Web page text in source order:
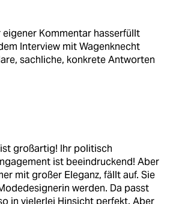
eigener Kommentar hasserfüllt
Interview mit Wagenknecht
sachliche, konkrete Antworten
großartig! Ihr politisch
ist beeindruckend! Aber
mit großer Eleganz, fällt auf. Sie
werden. Da passt
in vielerlei Hinsicht perfekt. Aber